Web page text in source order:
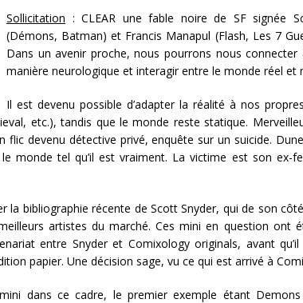
Sollicitation : CLEAR une fable noire de SF signée
(Démons, Batman) et Francis Manapul (Flash, Les 7
Dans un avenir proche, nous pourrons nous connecter
manière neurologique et interagir entre le monde réel et
Il est devenu possible d’adapter la réalité à nos
etc.), tandis que le monde reste statique.
flic devenu détective privé, enquête sur un suicide.
monde tel qu’il est vraiment. La victime est son ex-
la bibliographie récente de Scott Snyder, qui de son
artistes du marché. Ces mini en question ont
entre Snyder et Comixology originals, avant
papier. Une décision sage, vu ce qui est arrivé à
dans ce cadre, le premier exemple étant